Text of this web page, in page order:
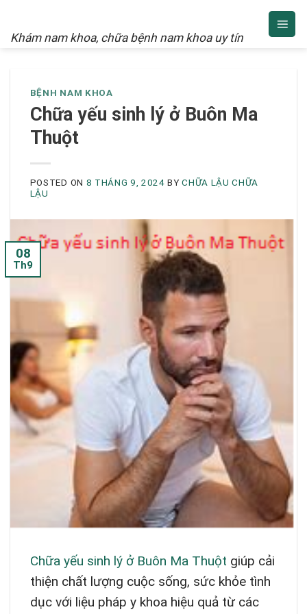
Khám nam khoa, chữa bệnh nam khoa uy tín
BỆNH NAM KHOA
Chữa yếu sinh lý ở Buôn Ma
Thuột
POSTED ON 8 THÁNG 9, 2024 BYCHỮA LẬU CHỮA
LẬU
08
Th9
Chữa yếu sinh lý ở Buôn Ma Thuột giúp cải
thiện chất lượng cuộc sống, sức khỏe tình
dục với liệu pháp y khoa hiệu quả từ các